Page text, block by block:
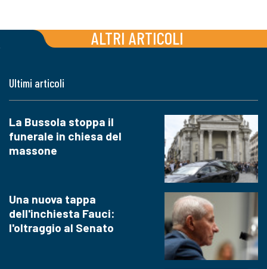
ALTRI ARTICOLI
Ultimi articoli
La Bussola stoppa il
funerale in chiesa del
massone
Una nuova tappa
dell'inchiesta Fauci:
l'oltraggio al Senato